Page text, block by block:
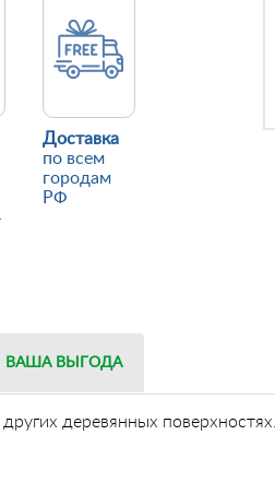
Доставка
по всем
городам
РФ
ВАША ВЫГОДА
деревянных поверхностях.